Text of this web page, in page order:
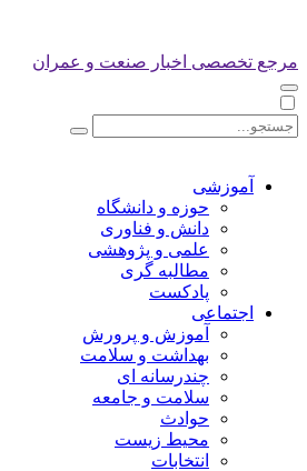
مرجع تخصصی اخبار صنعت و عمران
آموزشی
حوزه و دانشگاه
دانش و فناوری
علمی و پژوهشی
مطالبه گری
پادکست
اجتماعی
آموزش و پرورش
بهداشت و سلامت
چندرسانه ای
سلامت و جامعه
حوادث
محیط زیست
انتخابات